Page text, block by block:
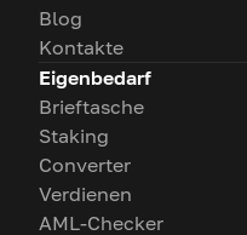
Blog
Kontakte
Eigenbedarf
Brieftasche
Staking
Converter
Verdienen
AML-Checker